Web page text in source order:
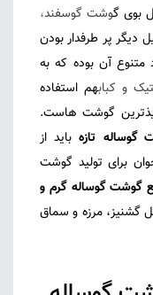
بوی گوشت گوسفند،
دیگر پر طرفدار بودن
متنوع آن بوده که به
و کبابهم استفاده
گوشت هاست.
گوساله تازهباید از
برای تولید گوشت
گوشت گوساله گرم و
گشنیز، مرزه و سماق